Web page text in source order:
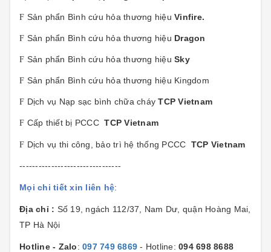
F Sản phẩn Bình cứu hỏa thương hiệu Vinfire.
F Sản phẩn Bình cứu hỏa thương hiệu Dragon
F Sản phẩn Bình cứu hỏa thương hiệu Sky
F Sản phẩn Bình cứu hỏa thương hiệu Kingdom
F Dịch vụ Nạp sạc bình chữa cháyTCP Vietnam
F Cấp thiết bị PCCCTCP Vietnam
F Dịch vụ thi công, bảo trì hệ thống PCCC TCP Vietnam
--------------------------------
Mọi chi tiết xin liên hệ:
Địa chỉ : Số 19, ngách 112/37, Nam Dư, quận Hoàng Mai,
TP Hà Nội
Hotline - Zalo: 097 749 6869 - Hotline: 094 698 8688